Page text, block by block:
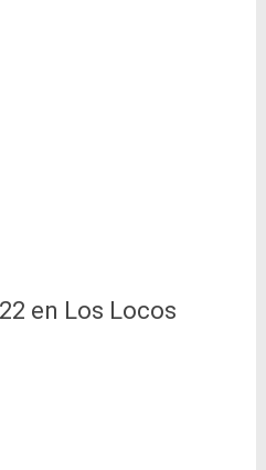
en Los Locos